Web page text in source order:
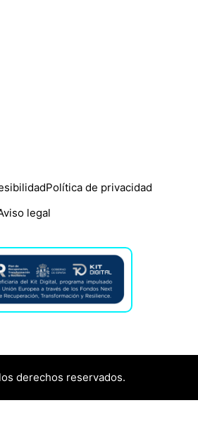
Política de privacidad
legal
derechos reservados.